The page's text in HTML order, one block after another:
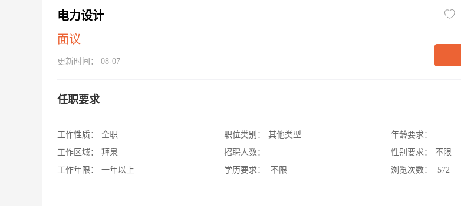
电力设计
面议
更新时间： 08-07
任职要求
工作性质：
全职
工作区域：
拜泉
工作年限：
一年以上
职位类别：
其他类型
招聘人数：
学历要求：
不限
年龄要求：
性别要求：
不限
浏览次数：
572